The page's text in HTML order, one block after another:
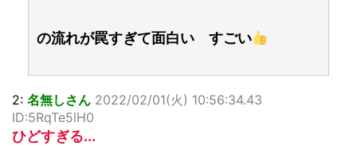
の流れが罠すぎて面白い すごい
2: 名無しさん 2022/02/01(火) 10:56:34.43
ID:5RqTe5lH0
ひどすぎる...